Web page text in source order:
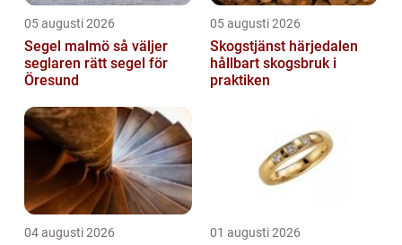
05 augusti 2026
Segel malmö så väljer
seglaren rätt segel för
Öresund
05 augusti 2026
Skogstjänst härjedalen
hållbart skogsbruk i
praktiken
04 augusti 2026 01 augusti 2026